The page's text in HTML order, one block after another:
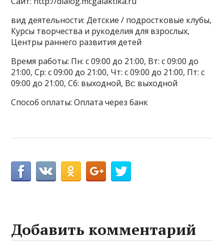
вид деятельности: Детские / подростковые клубы,
Курсы творчества и рукоделия для взрослых,
Центры раннего развития детей
Время работы: Пн: с 09:00 до 21:00, Вт: с 09:00 до
21:00, Ср: с 09:00 до 21:00, Чт: с 09:00 до 21:00, Пт: с
09:00 до 21:00, Сб: выходной, Вс: выходной
Способ оплаты: Оплата через банк
Добавить комментарий